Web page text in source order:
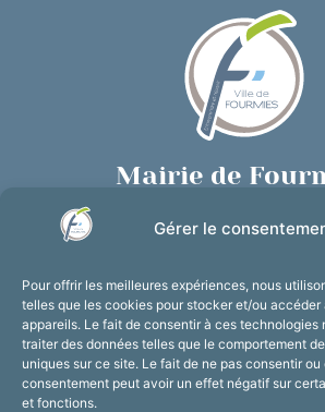
Gérer le
Pour offrir les meilleures expériences, nous
telles que les cookies pour stocker et/ou accéder
appareils. Le fait de consentir à ces technologies
traiter des données telles que le comportement
uniques sur ce site. Le fait de ne pas consentir ou
consentement peut avoir un effet négatif sur
et fonctions.
Mairie de
03 27 59 69
Horaires
Du lundi au
de 8h30 à 12h et de
Suivez-nous !